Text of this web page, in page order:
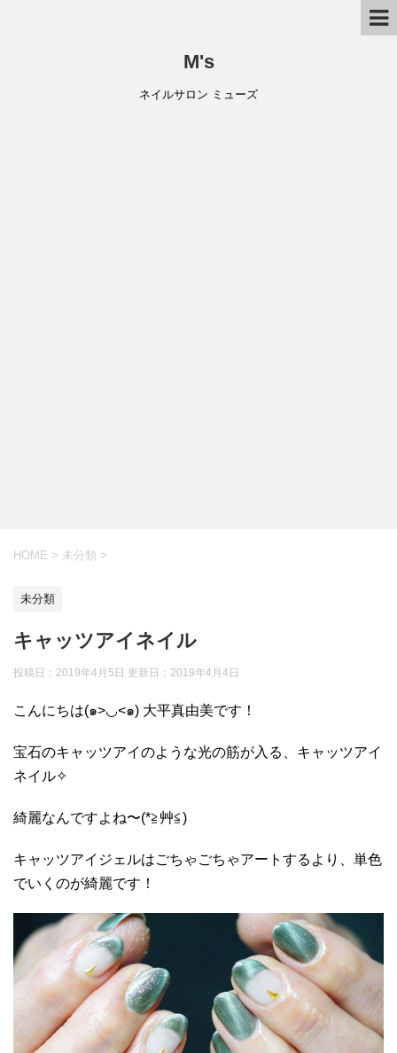
M's
ネイルサロン ミューズ
HOME > 未分類 >
未分類
キャッツアイネイル
投稿日：2019年4月5日 更新日： 2019年4月4日
こんにちは(๑>◡<๑) 大平真由美です！
宝石のキャッツアイのような光の筋が入る、キャッツアイ
ネイル✧
綺麗なんですよね〜(*≧艸≦)
キャッツアイジェルはごちゃごちゃアートするより、単色
でいくのが綺麗です！